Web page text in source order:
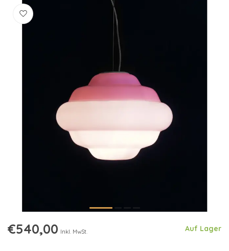
€540,00 Inkl. MwSt. Auf Lager